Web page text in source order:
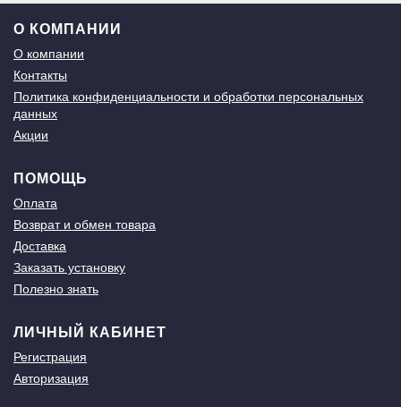
О КОМПАНИИ
О компании
Контакты
Политика конфиденциальности и обработки персональных
данных
Акции
ПОМОЩЬ
Оплата
Возврат и обмен товара
Доставка
Заказать установку
Полезно знать
ЛИЧНЫЙ КАБИНЕТ
Регистрация
Авторизация